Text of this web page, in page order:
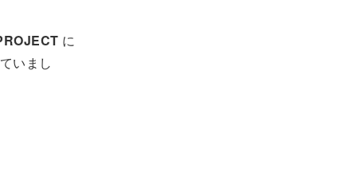
に
いまし